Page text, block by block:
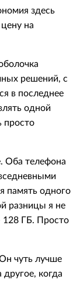
здесь
на
решений, с
в последнее
одной
просто
Оба телефона
память одного
разницы я не
128 ГБ. Просто
чуть лучше
когда